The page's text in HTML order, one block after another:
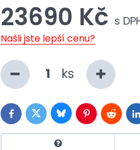
23690 Kč s
Našli jste lepší cenu?
ks
FacebookTwitterBlueskyPinterestReddit